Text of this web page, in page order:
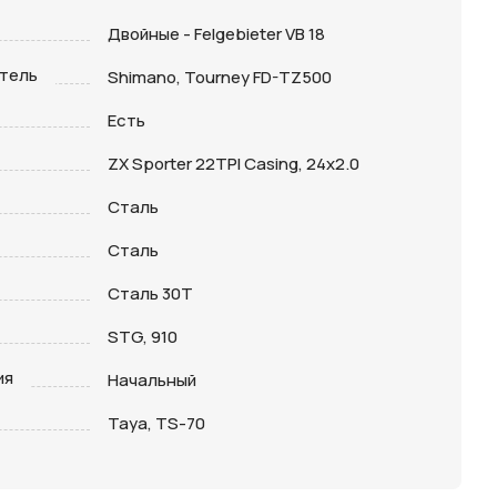
Двойные - Felgebieter VB 18
Shimano, Tourney FD-TZ500
Есть
ZX Sporter 22TPI Casing, 24x2.0
Сталь
Сталь
Сталь 30Т
STG, 910
Начальный
Taya, TS-70